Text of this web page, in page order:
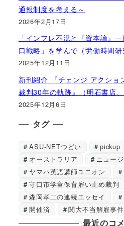
通報制度を考える～
2026年2月17日
「インフレ不況と『資本論』
口戦略」を学んで（労働時間研
2025年12月11日
新刊紹介 『チェンジ アクショ
裁判30年の軌跡』（明石書店
2025年12月6日
タグ
ASU-NETつどい pickup
オーストラリア
ニュー
ヤマハ英語講師ユニオン
守口市学童保育雇い止め裁判
森岡孝二の連続エッセイ
開催済
関大不当解雇事件
最近のコ